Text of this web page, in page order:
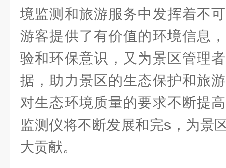
境监测和旅游服务中发挥着不
游客提供了有价值的环境信息
验和环保意识，又为景区管理
据，助力景区的生态保护和旅
对生态环境质量的要求不断提
监测仪将不断发展和完s，为景
大贡献。